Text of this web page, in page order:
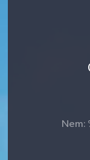
Nem: